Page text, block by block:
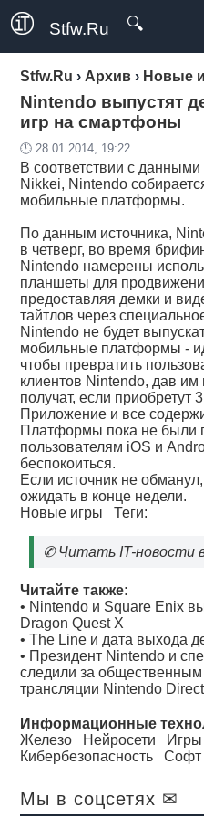
Stfw.Ru 🔍
Stfw.Ru › Архив › Новые
Nintendo выпустят
игр на смартфоны
🕛 28.01.2014, 19:22
В соответствии с
Nikkei, Nintendo
мобильные платформы.
По данным источника,
в четверг, во время
Nintendo намерены
планшеты для
предоставляя демки и
тайтлов через
Nintendo не будет
мобильные платформы -
чтобы превратить
клиентов Nintendo, дав им
получат, если приобретут
Приложение и все
Платформы пока не были
пользователям iOS и
беспокоиться.
Если источник не
ожидать в конце недели.
Новые игры Теги:
✆Читать IT-новости
Читайте также:
• Nintendo и Square Enix
Dragon Quest X
•The Line и дата выхода
• Президент Nintendo и
следили за
трансляции Nintendo Direct
Информационные
Железо
Нейросети Игры
Кибербезопасность
Софт
Мы в соцсетях ✉